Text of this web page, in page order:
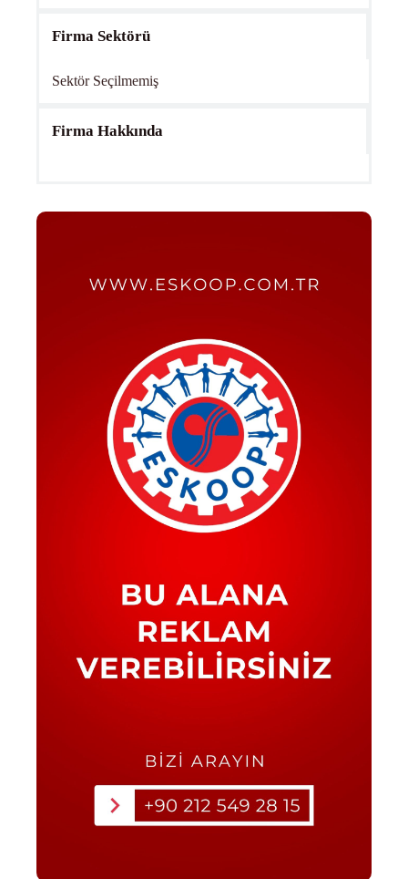
Firma Sektörü
Sektör Seçilmemiş
Firma Hakkında